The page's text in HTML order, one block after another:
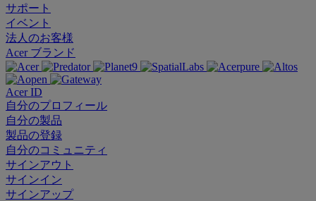
サポート
イベント
法人のお客様
Acer ブランド
Acer ID
自分のプロフィール
自分の製品
製品の登録
自分のコミュニティ
サインアウト
サインイン
サインアップ